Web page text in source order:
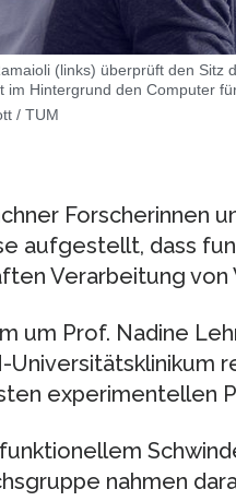
(links) überprüft den Sitz
im Hintergrund den Computer
/ TUM
Forscherinnen
aufgestellt, dass
Verarbeitung von
um Prof. Nadine
Universitätsklinikum
experimentellen
nahmen